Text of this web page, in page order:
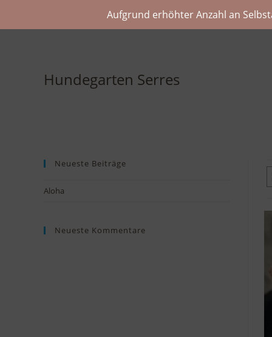
Aufgrund erhöhter Anzahl an
Hundegarten Serres
Neueste Beiträge
Aloha
Neueste Kommentare